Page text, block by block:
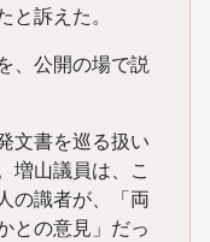
と訴えた。
、公開の場で説
文書を巡る扱い
増山議員は、こ
の識者が、「両
との意見」だっ